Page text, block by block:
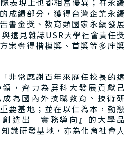
表現上也都相當優異；在永續
成績部分，獲得台灣企業永續
書金獎、教育類國家永續發展
遠見雜誌USR大學社會責任獎
案奪得楷模獎、首獎等多座獎
非常感謝百年來歷任校長的遠
，齊力為屏科大發展貢獻己
為國內外技職教育、技術研
要基地；並在以仁為本，勤懇
造出『實務導向』的大學品
識研發基地，亦為化育社會人